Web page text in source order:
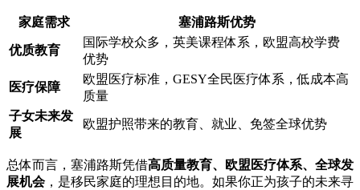
家庭需求 塞浦路斯优势
优质教育
国际学校众多，英美课程体系，欧盟高校学费
优势
医疗保障
欧盟医疗标准，GESY全民医疗体系，低成本高
质量
子女未来发
展
欧盟护照带来的教育、就业、免签全球优势
总体而言，塞浦路斯凭借高质量教育、欧盟医疗体系、全球发
展机会，是移民家庭的理想目的地。如果你正为孩子的未来寻